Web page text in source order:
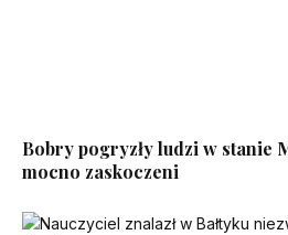
Bobry pogryzły ludzi w stanie
mocno zaskoczeni